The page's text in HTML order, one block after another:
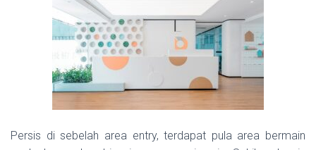
Persis di sebelah area entry, terdapat pula area bermain